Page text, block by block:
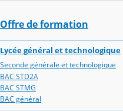
Offre de formation
Lycée général et technologique
Seconde générale et technologique
BAC STD2A
BAC STMG
BAC général